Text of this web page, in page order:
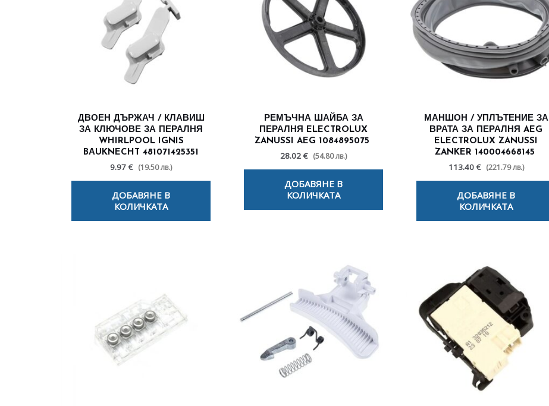
ДВОЕН ДЪРЖАЧ / КЛАВИШ
ЗА КЛЮЧОВЕ ЗА ПЕРАЛНЯ
WHIRLPOOL IGNIS
BАUKNECHT 481071425351
9.97 € (19.50 лв.)
ДОБАВЯНЕ В
КОЛИЧКАТА
РЕМЪЧНА ШАЙБА ЗА
ПЕРАЛНЯ ELECTROLUX
ZANUSSI AEG 1084895075
28.02 € (54.80 лв.)
ДОБАВЯНЕ В
КОЛИЧКАТА
МАНШОН / УПЛЪТЕНИЕ ЗА
ВРАТА ЗА ПЕРАЛНЯ AEG
ELECTROLUX ZANUSSI
ZANKER 140004668145
113.40 € (221.79 лв.)
ДОБАВЯНЕ В
КОЛИЧКАТА